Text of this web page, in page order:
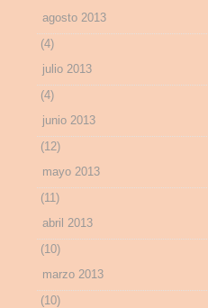
agosto 2013
(4)
julio 2013
(4)
junio 2013
(12)
mayo 2013
(11)
abril 2013
(10)
marzo 2013
(10)